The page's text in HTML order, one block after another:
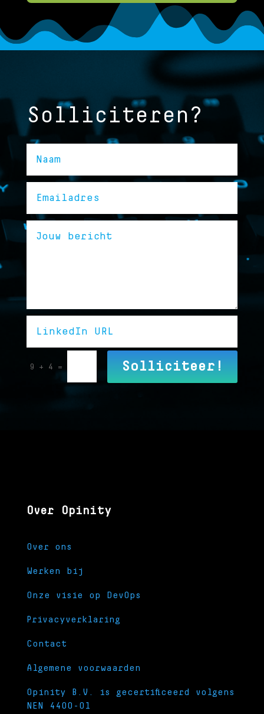
Solliciteren?
9 + 4 = Solliciteer!
Over Opinity
Over ons
Werken bij
Onze visie op DevOps
Privacyverklaring
Contact
Algemene voorwaarden
Opinity B.V. is gecertificeerd volgens
NEN 4400-01